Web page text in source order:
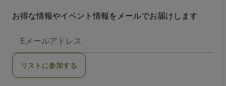
お得な情報やイベント情報をメールでお届けします
メ
ア
リストに参加する